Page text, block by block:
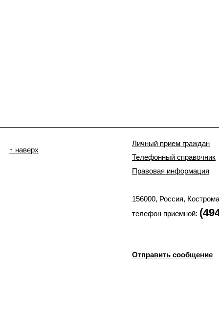
↑ наверх
Личный прием граждан
Телефонный справочник
Правовая информация
156000, Россия,
телефон приемной:
Отправить сообщение